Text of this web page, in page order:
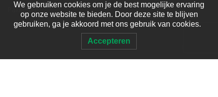
Pakketten
We gebruiken cookies om je de best mogelijke ervaring
op onze website te bieden. Door deze site te blijven
gebruiken, ga je akkoord met ons gebruik van cookies.
Accepteren